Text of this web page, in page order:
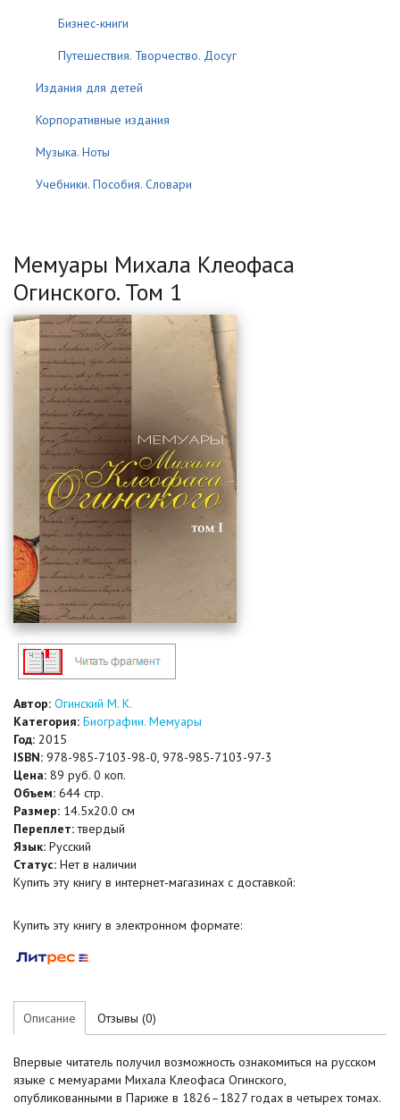
Бизнес-книги
Путешествия. Творчество. Досуг
Издания для детей
Корпоративные издания
Музыка. Ноты
Учебники. Пособия. Словари
Мемуары Михала Клеофаса
Огинского. Том 1
Автор: Огинский М. К.
Категория: Биографии. Мемуары
Год: 2015
ISBN: 978-985-7103-98-0, 978-985-7103-97-3
Цена: 89 руб. 0 коп.
Объем: 644 стр.
Размер: 14.5x20.0 см
Переплет:твердый
Язык: Русский
Статус: Нет в наличии
Купить эту книгу в интернет-магазинах с доставкой:
Купить эту книгу в электронном формате:
Описание Отзывы (0)
Впервые читатель получил возможность ознакомиться на русском
языке с мемуарами Михала Клеофаса Огинского,
опубликованными в Париже в 1826–1827 годах в четырех томах.